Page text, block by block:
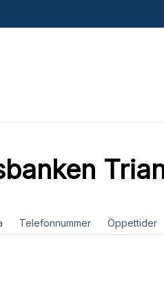
Telefonnummer Öppettider